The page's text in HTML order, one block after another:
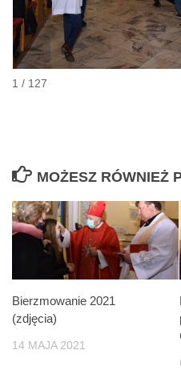
1 / 127
MOŻESZ RÓWNIEŻ
Bierzmowanie 2021
(zdjęcia)
14 MAJA 2021